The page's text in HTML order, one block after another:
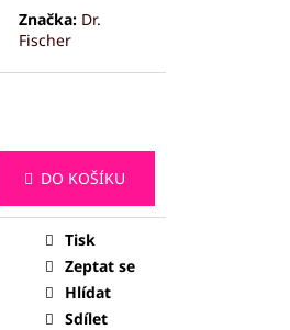
Značka: Dr.
Fischer
DO KOŠÍKU
Tisk
Zeptat se
Hlídat
Sdílet